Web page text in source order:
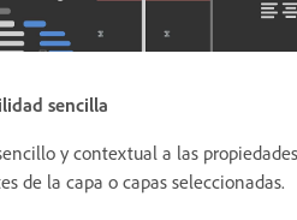
sencilla
y contextual a las
de la capa o capas seleccionadas.